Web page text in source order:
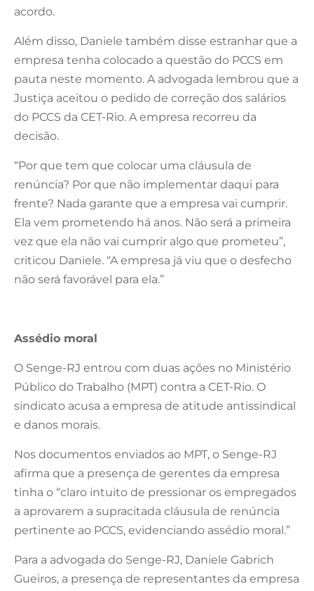
acordo.
Além disso, Daniele também disse estranhar que a
empresa tenha colocado a questão do PCCS em
pauta neste momento. A advogada lembrou que a
Justiça aceitou o pedido de correção dos salários
do PCCS da CET-Rio. A empresa recorreu da
decisão.
“Por que tem que colocar uma cláusula de
renúncia? Por que não implementar daqui para
frente? Nada garante que a empresa vai cumprir.
Ela vem prometendo há anos. Não será a primeira
vez que ela não vai cumprir algo que prometeu”,
criticou Daniele. “A empresa já viu que o desfecho
não será favorável para ela.”
Assédio moral
O Senge-RJ entrou com duas ações no Ministério
Público do Trabalho (MPT) contra a CET-Rio. O
sindicato acusa a empresa de atitude antissindical
e danos morais.
Nos documentos enviados ao MPT, o Senge-RJ
afirma que a presença de gerentes da empresa
tinha o “claro intuito de pressionar os empregados
a aprovarem a supracitada cláusula de renúncia
pertinente ao PCCS, evidenciando assédio moral.”
Para a advogada do Senge-RJ, Daniele Gabrich
Gueiros, a presença de representantes da empresa